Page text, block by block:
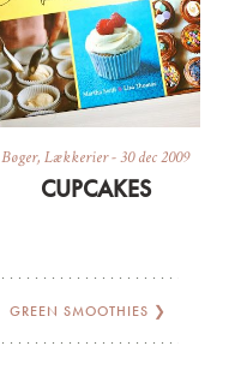
Bøger,Lækkerier-30 dec 2009
CUPCAKES
GREEN SMOOTHIES ❯